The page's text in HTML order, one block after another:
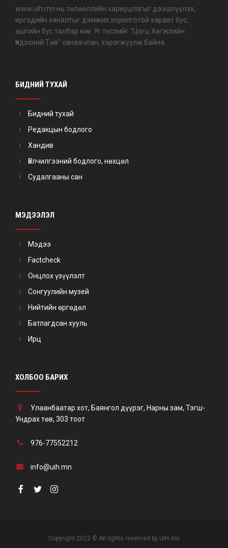
www.uih.mn нь төлөөллийн хариуцлагыг дээшлүүлэх,
иргэдийн хяналтыг дэмжих зорилготой хараат бус,
ашгийн бус талбар юм. Уг төслийг "Цогц Хөгжлийн
Үндэсний Төв" санаачлан, хэрэгжүүлж байна.
БИДНИЙ ТУХАЙ
Бидний тухай
Редакцын бодлого
Хандив
Үйлчилгээний бодлого, нөхцөл
Судалгааны сан
МЭДЭЭЛЭЛ
Мэдээ
Factcheck
Онцлох үзүүлэлт
Сонгуулийн музей
Нийтийн өргөдөл
Батлагдсан хууль
Ирц
ХОЛБОО БАРИХ
Улаанбаатар хот, Баянгол дүүрэг, Нарны зам, Тэгш-
Ундрах төв, 303 тоот
976-77552212
info@uih.mn
Copyright 2022 © All rights reserved by UIH.mn